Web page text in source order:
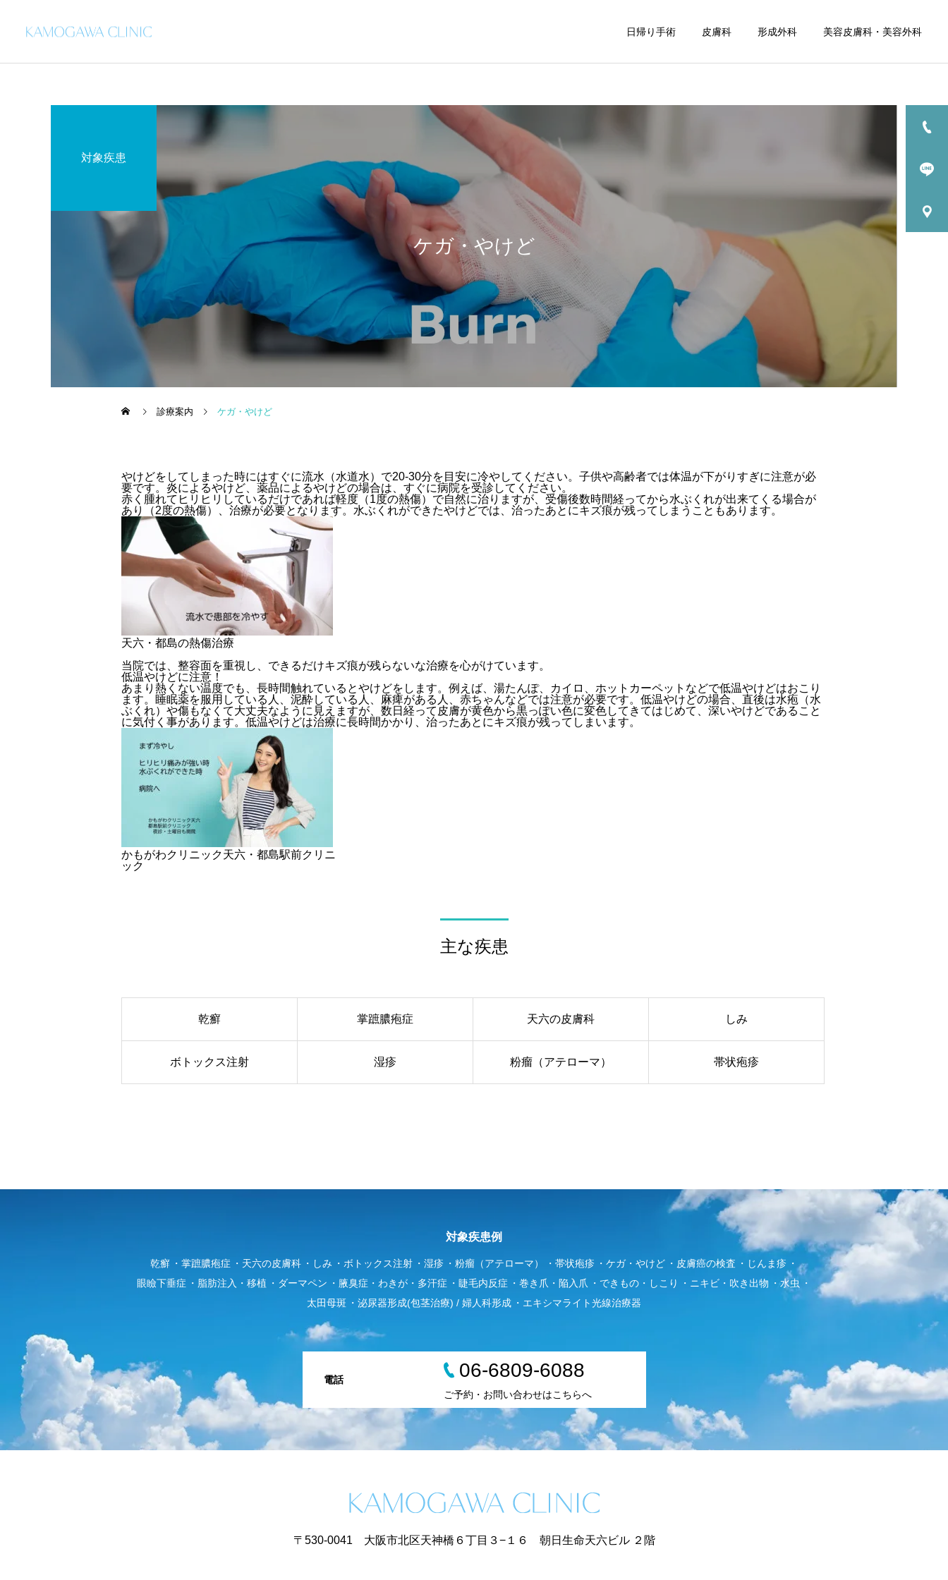
日帰り手術 皮膚科 形成外科 美容皮膚科・美容外科
詳細を見る
掌蹠膿疱症 天六の皮膚科
ボトックス注射 湿疹 粉瘤（アテローマ） 帯状疱疹
京都四条河原町より移転し
ました 大阪市北区天神橋
治療情報
ボトックス（アラガン社
学術活動
人工神経、米国FDAで製造
販売許可取得後、米国で販
売中 当院所属の鈴木医師
が25年間開発
学術活動
第136回関西形成外科学会
学術集会の会長-石川先生
が当院で診察
ﾀﾞｰﾏﾍﾟﾝ 4 陥入爪 / 巻き爪について
ケガ・やけど
対象疾患
診療案内 ケガ・やけど
やけどをしてしまった時にはすぐに流水（水道水）で20-30分を目安に冷やしてください。子供や高齢者では体温が下がりすぎに注意が必
要です。 炎によるやけど、薬品によるやけどの場合は、すぐに病院を受診してください。
赤く腫れてヒリヒリしているだけであれば軽度（1度の熱傷）で自然に治りますが、受傷後数時間経ってから水ぶくれが出来てくる場合が
あり（2度の熱傷）、治療が必要となります。水ぶくれができたやけどでは、治ったあとにキズ痕が残ってしまうこともあります。
天六・都島の熱傷治療
当院では、整容面を重視し、できるだけキズ痕が残らないな治療を心がけています。
低温やけどに注意！
あまり熱くない温度でも、長時間触れているとやけどをします。例えば、湯たんぽ、カイロ、ホットカーペットなどで低温やけどはおこり
ます。睡眠薬を服用している人、泥酔している人、麻痺がある人、赤ちゃんなどでは注意が必要です。低温やけどの場合、直後は水疱（水
ぶくれ）や傷もなくて大丈夫なように見えますが、数日経って皮膚が黄色から黒っぽい色に変色してきてはじめて、深いやけどであること
に気付く事があります。低温やけどは治療に長時間かかり、治ったあとにキズ痕が残ってしまいます。
かもがわクリニック天六・都島駅前クリニ
ック
主な疾患
乾癬 掌蹠膿疱症 天六の皮膚科 しみ
ボトックス注射 湿疹 粉瘤（アテローマ） 帯状疱疹
対象疾患例
乾癬 掌蹠膿疱症 天六の皮膚科 しみ ボトックス注射 湿疹 粉瘤（アテローマ） 帯状疱疹 ケガ・やけど 皮膚癌の検査
じんま疹
眼瞼下垂症
脂肪注入・移植 ダーマペン 腋臭症・わきが・多汗症 睫毛内反症 巻き爪・陥入爪 できもの・しこり ニキビ・吹き出物
水虫
太田母斑
泌尿器形成(包茎治療) / 婦人科形成 エキシマライト光線治療器
電話 06-6809-6088
ご予約・お問い合わせはこちらへ
〒530-0041 大阪市北区天神橋６丁目３−１６ 朝日生命天六ビル ２階